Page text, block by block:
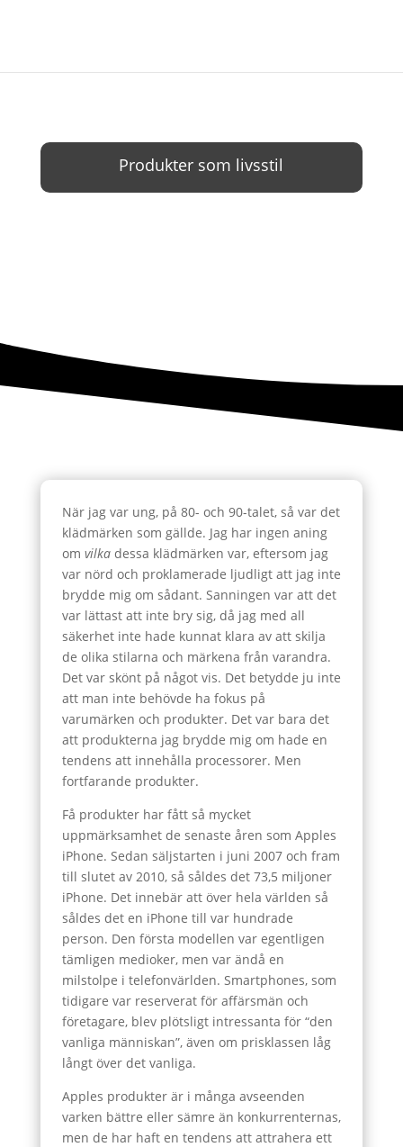
Produkter som livsstil
När jag var ung, på 80- och 90-talet, så var det
klädmärken som gällde. Jag har ingen aning
om vilkadessa klädmärken var, eftersom jag
var nörd och proklamerade ljudligt att jag inte
brydde mig om sådant. Sanningen var att det
var lättast att inte bry sig, då jag med all
säkerhet inte hade kunnat klara av att skilja
de olika stilarna och märkena från varandra.
Det var skönt på något vis. Det betydde ju inte
att man inte behövde ha fokus på
varumärken och produkter. Det var bara det
att produkterna jag brydde mig om hade en
tendens att innehålla processorer. Men
fortfarande produkter.
Få produkter har fått så mycket
uppmärksamhet de senaste åren som Apples
iPhone. Sedan säljstarten i juni 2007 och fram
till slutet av 2010, så såldes det 73,5 miljoner
iPhone. Det innebär att över hela världen så
såldes det en iPhone till var hundrade
person. Den första modellen var egentligen
tämligen medioker, men var ändå en
milstolpe i telefonvärlden. Smartphones, som
tidigare var reserverat för affärsmän och
företagare, blev plötsligt intressanta för “den
vanliga människan”, även om prisklassen låg
långt över det vanliga.
Apples produkter är i många avseenden
varken bättre eller sämre än konkurrenternas,
men de har haft en tendens att attrahera ett